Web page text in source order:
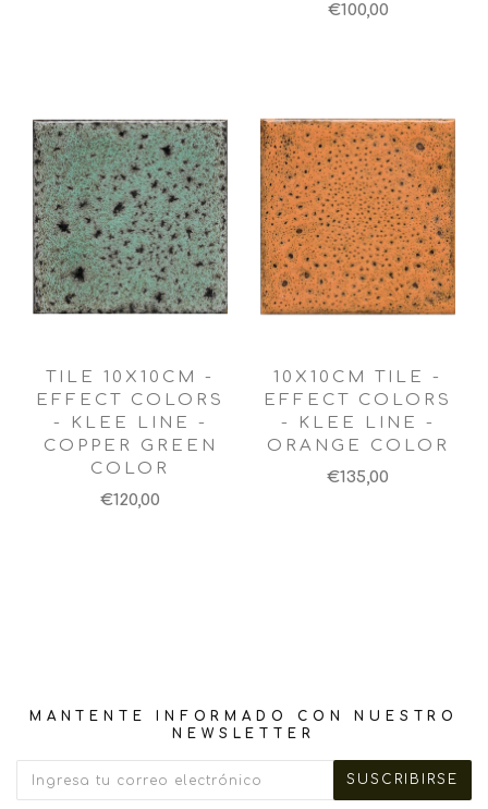
€100,00
TILE 10X10CM -
EFFECT COLORS
- KLEE LINE -
COPPER GREEN
COLOR
€120,00
10X10CM TILE -
EFFECT COLORS
- KLEE LINE -
ORANGE COLOR
€135,00
MANTENTE INFORMADO CON NUESTRO
NEWSLETTER